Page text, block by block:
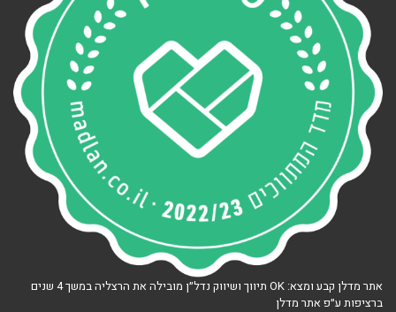
אתר מדלן קבע ומצא: OK תיווך ושיווק נדל״ן מובילה את הרצליה במשך 4 שנים
ברציפות ע״פ אתר מדלן